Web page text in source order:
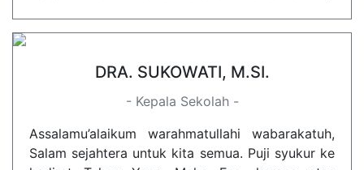
DRA. SUKOWATI, M.SI.
- Kepala Sekolah -
Assalamu’alaikum warahmatullahi wabarakatuh,
Salam sejahtera untuk kita semua. Puji syukur ke